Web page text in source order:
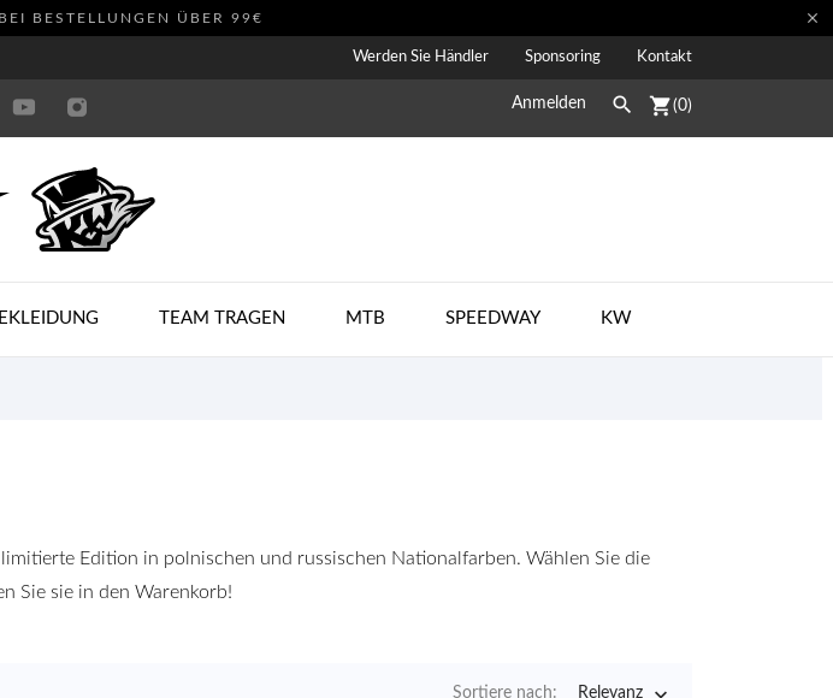
BESTELLUNGEN ÜBER 99€ 
Werden Sie Händler Sponsoring Kontakt
Anmelden  shopping_cart(0)
TEAM TRAGEN MTB SPEEDWAY KW
limitierte Edition in polnischen und russischen Nationalfarben. Wählen Sie die
Sie sie in den Warenkorb!
Sortiere nach: Relevanz